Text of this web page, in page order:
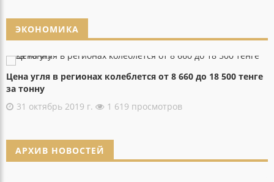
ЭКОНОМИКА
Цена угля в регионах колеблется от 8 660 до 18 500 тенге
за тонну
31 октябрь 2019 г.
1 619 просмотров
АРХИВ НОВОСТЕЙ